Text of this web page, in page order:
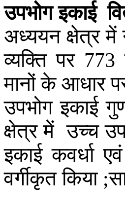
उपभोग इकाई
अध्ययन क्षेत्र में
व्यक्ति पर773
मानों के आधार
उपभोग इकाई
क्षेत्र में उच्च
इकाई कवर्धा एवं
वर्गीकृत किया;